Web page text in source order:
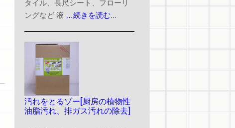
タイル、長尺シート、フローリ
ングなど 液 …続きを読む...
汚れをとるゾー[厨房の植物性
油脂汚れ、排ガス汚れの除去]